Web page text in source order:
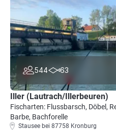
544 63
Iller (Lautrach/Illerbeuren)
Fischarten: Flussbarsch, Döbel,
Barbe, Bachforelle
Stausee bei 87758 Kronburg